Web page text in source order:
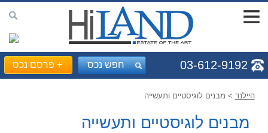
03-612-9192
+ פרסם נכס חפש נכס
היילנד > מבנים לוגיסטיים ותעשייה
מבנים לוגיסטיים ותעשייה